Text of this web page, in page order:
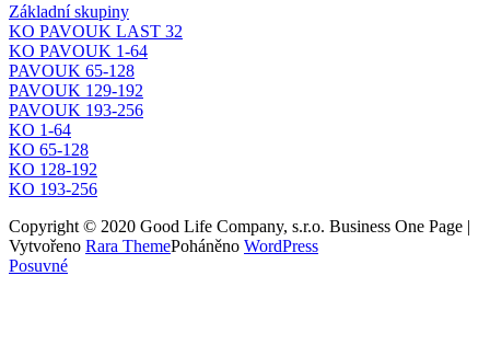
Základní skupiny
KO PAVOUK LAST 32
KO PAVOUK 1-64
PAVOUK 65-128
PAVOUK 129-192
PAVOUK 193-256
KO 1-64
KO 65-128
KO 128-192
KO 193-256
Copyright © 2020 Good Life Company, s.r.o. Business One Page |
Vytvořeno Rara ThemePoháněno WordPress
Posuvné